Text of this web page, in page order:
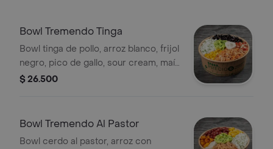
Bowl Tremendo Tinga
Bowl tinga de pollo, arroz blanco, frijol
negro, pico de gallo, sour cream, maíz
y guacamole. picante bajo
$ 26.500
Bowl Tremendo Al Pastor
Bowl cerdo al pastor, arroz con